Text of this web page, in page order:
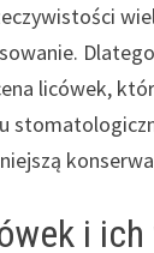
licówek,
i